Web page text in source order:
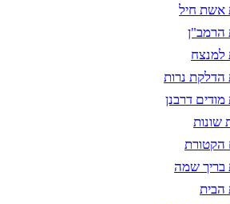
אשת חיל
הרמב"ן
למנצח
הדלקת נרות
דרבנן
שונות
הקטורת
בריך שמה
הבית